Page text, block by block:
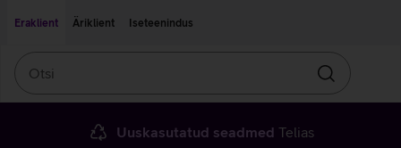
Eraklient
Äriklient Iseteenindus
Otsin
Uuskasutatud seadmed Telias